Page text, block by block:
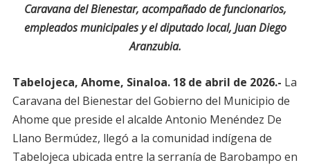
Caravana del Bienestar, acompañado de funcionarios,
empleados municipales y el diputado local, Juan Diego
Aranzubia.
Tabelojeca, Ahome, Sinaloa. 18 de abril de 2026.- La
Caravana del Bienestar del Gobierno del Municipio de
Ahome que preside el alcalde Antonio Menéndez De
Llano Bermúdez, llegó a la comunidad indígena de
Tabelojeca ubicada entre la serranía de Barobampo en